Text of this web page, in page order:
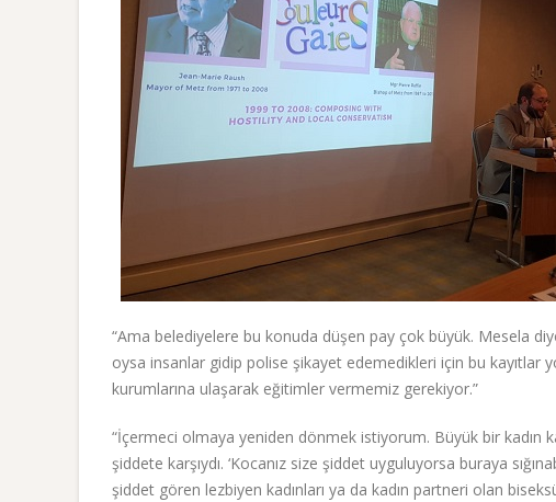
“Ama belediyelere bu konuda düşen pay çok büyük. Mesela
oysa insanlar gidip polise şikayet edemedikleri için bu kayıtlar
kurumlarına ulaşarak eğitimler vermemiz gerekiyor.”
“İçermeci olmaya yeniden dönmek istiyorum. Büyük bir kadın
şiddete karşıydı. ‘Kocanız size şiddet uyguluyorsa buraya
şiddet gören lezbiyen kadınları ya da kadın partneri olan